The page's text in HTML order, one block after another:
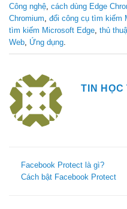
Công nghệ cách dùng Edge
Chromium đổi công cụ tìm kiếm
tìm kiếm Microsoft Edge thủ
Web Ứng dụng
TIN HỌC
Facebook Protect là gì?
Cách bật Facebook Protect